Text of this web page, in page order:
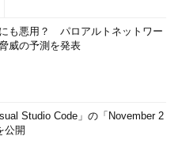
も悪用？ パロアルトネットワー
威の予測を発表
Studio Code」の「November 2
公開